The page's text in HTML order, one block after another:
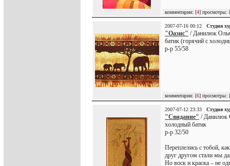
комментарии: [4] просмотры: [
2007-07-16 00:12 Студия
"Оазис" / Данилюк
батик (горячий с
р-р 55/58
комментарии: [6] просмотры: [
2007-07-12 23:33 Студия
"Свидание" / Данилюк
холодный батик
р-р 32/50
Переплелись с тобой,
друг другом стали мы
Но воск и краска – не